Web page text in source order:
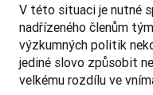
V této situaci je nutné
nadřízeného členům
výzkumných politik
jediné slovo způsobit
velkému rozdílu ve